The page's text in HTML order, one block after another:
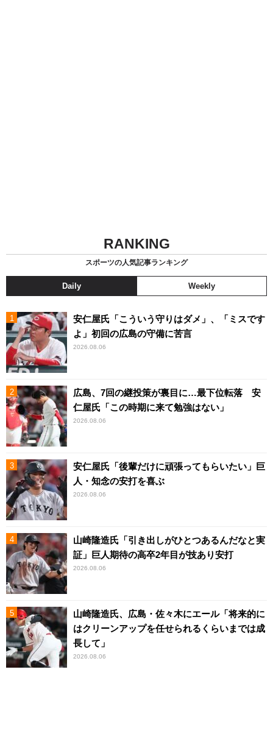
RANKING
スポーツの人気記事ランキング
Daily Weekly
安仁屋氏「こういう守りはダメ」、「ミスです
よ」初回の広島の守備に苦言
2026.08.06
広島、7回の継投策が裏目に…最下位転落 安
仁屋氏「この時期に来て勉強はない」
2026.08.06
安仁屋氏「後輩だけに頑張ってもらいたい」巨
人・知念の安打を喜ぶ
2026.08.06
山崎隆造氏「引き出しがひとつあるんだなと実
証」巨人期待の高卒2年目が技あり安打
2026.08.06
山崎隆造氏、広島・佐々木にエール「将来的に
はクリーンアップを任せられるくらいまでは成
長して」
2026.08.06